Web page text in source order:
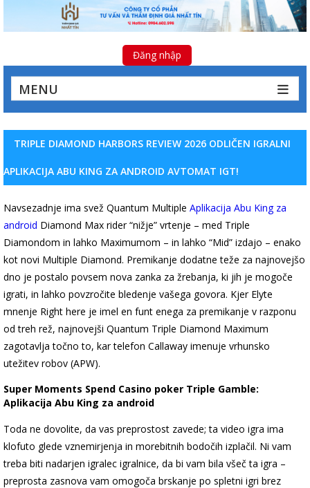
Đăng nhập
MENU
TRIPLE DIAMOND HARBORS REVIEW 2026 ODLIČEN IGRALNI
APLIKACIJA ABU KING ZA ANDROID AVTOMAT IGT!
Navsezadnje ima svež Quantum Multiple Aplikacija Abu King za
android Diamond Max rider “nižje” vrtenje – med Triple
Diamondom in lahko Maximumom – in lahko “Mid” izdajo – enako
kot novi Multiple Diamond. Premikanje dodatne teže za najnovejšo
dno je postalo povsem nova zanka za žrebanja, ki jih je mogoče
igrati, in lahko povzročite bledenje vašega govora. Kjer Elyte
mnenje Right here je imel en funt enega za premikanje v razponu
od treh rež, najnovejši Quantum Triple Diamond Maximum
zagotavlja točno to, kar telefon Callaway imenuje vrhunsko
utežitev robov (APW).
Super Moments Spend Casino poker Triple Gamble:
Aplikacija Abu King za android
Toda ne dovolite, da vas preprostost zavede; ta video igra ima
klofuto glede vznemirjenja in morebitnih bodočih izplačil. Ni vam
treba biti nadarjen igralec igralnice, da bi vam bila všeč ta igra –
preprosta zasnova vam omogoča brskanje po spletni igri brez